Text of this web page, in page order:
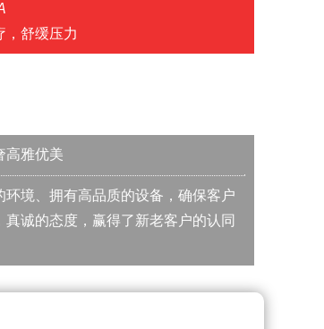
，舒缓压力
高雅优美
环境、拥有高品质的设备，确保客户
真诚的态度，赢得了新老客户的认同